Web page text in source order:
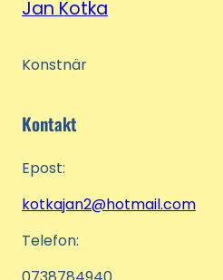
Jan Kotka
Konstnär
Kontakt
Epost:
kotkajan2@hotmail.com
Telefon: